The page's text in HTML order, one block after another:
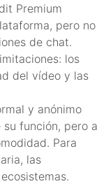
Premium
pero no
de chat.
los
del vídeo y las
y anónimo
función, pero a
Para
las